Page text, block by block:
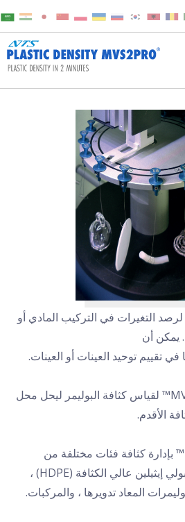
لرصد التغيرات في التركيب المادي أو
يمكن أن
تقييم توحيد العينات أو العينات.
تم تطوير نظام MVS2PRO™ لقياس كثافة البوليمر ليحل محل
الأقدم.
يسمح نظام MVS2PRO™ بإدارة كثافة فئات مختلفة من
البوليمرات ، ولا سيما البولي إيثيلين عالي الكثافة (HDPE) ،
المعاد تدويرها ، والمركبات.